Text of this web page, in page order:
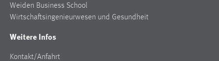
Weiden Business School
Wirtschaftsingenieurwesen und Gesundheit
Weitere Infos
Kontakt/Anfahrt
Um Inhalte von Videoplattformen und Social Media
Plattformen anzeigen zu können, werden von diesen
YouTube